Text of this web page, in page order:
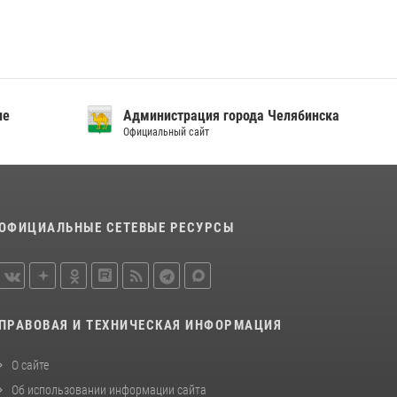
безопасность матча Первенства России по
14 июля 2026, 05:15
Администрация города Челябинска
Официальный сайт
СЕТЕВЫЕ РЕСУРСЫ
ПРАВОВАЯ И ТЕХНИЧЕСКАЯ ИНФОРМАЦИЯ
О сайте
Об использовании информации сайта